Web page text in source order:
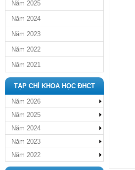
Năm 2025
Năm 2024
Năm 2023
Năm 2022
Năm 2021
TẠP CHÍ KHOA HỌC ĐHCT
Năm 2026
Năm 2025
Năm 2024
Năm 2023
Năm 2022